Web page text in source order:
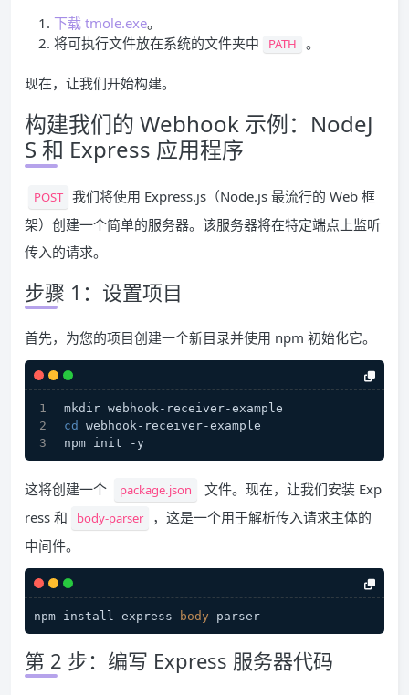
下载 tmole.exe。
将可执行文件放在系统的文件夹中
PATH 。
现在，让我们开始构建。
构建我们的 Webhook 示例：NodeJ
S 和 Express 应用程序
POST 我们将使用 Express.js（Node.js 最流行的 Web 框
架）创建一个简单的服务器。该服务器将在特定端点上监听
传入的请求。
步骤 1：设置项目
首先，为您的项目创建一个新目录并使用 npm 初始化它。
mkdir webhook-receiver-example
cd
webhook-receiver-example
npm init -y
这将创建一个 package.json
文件。现在，让我们安装 Exp
ress 和
body-parser
，这是一个用于解析传入请求主体的
中间件。
npm install express body
第 2 步：编写 Express 服务器代码